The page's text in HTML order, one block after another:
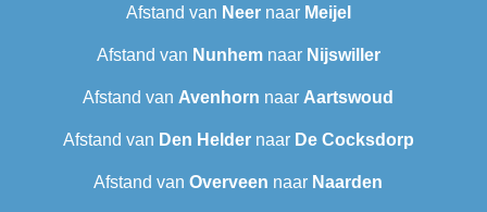
Afstand van Neernaar Meijel
Afstand van Nunhemnaar Nijswiller
Afstand van Avenhorn naar Aartswoud
Afstand van Den Heldernaar De Cocksdorp
Afstand van Overveen naar Naarden